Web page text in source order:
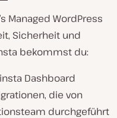
Managed WordPress
Sicherheit und
bekommst du:
Dashboard
die von
durchgeführt